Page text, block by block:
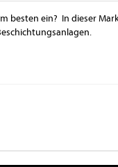
besten ein? In dieser